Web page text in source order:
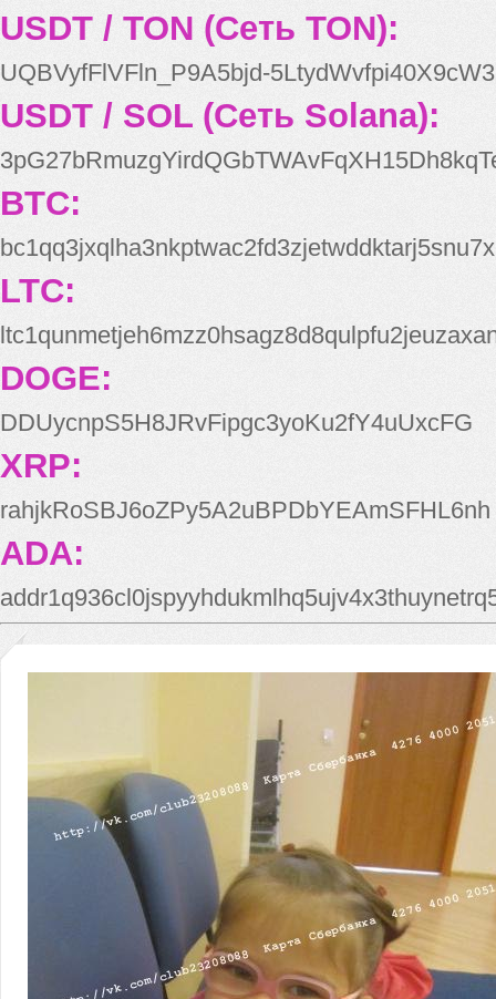
USDT / TON (Сеть TON):
UQBVyfFlVFln_P9A5bjd-
USDT / SOL (Сеть Solana):
BTC:
bc1qq3jxqlha3nkptwac2fd3zjetwddktarj5snu7x
LTC:
DOGE:
DDUycnpS5H8JRvFipgc3yoKu2fY4uUxcFG
XRP:
rahjkRoSBJ6oZPy5A2uBPDbYEAmSFHL6nh
ADA: